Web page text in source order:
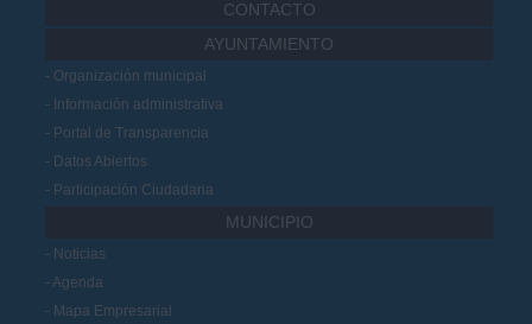
CONTACTO
AYUNTAMIENTO
Organización municipal
Información administrativa
Portal de Transparencia
Datos Abiertos
Participación Ciudadana
MUNICIPIO
Noticias
Agenda
Mapa Empresarial